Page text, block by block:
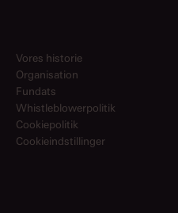
Vores historie
Organisation
Fundats
Whistleblowerpolitik
Cookiepolitik
Cookieindstillinger